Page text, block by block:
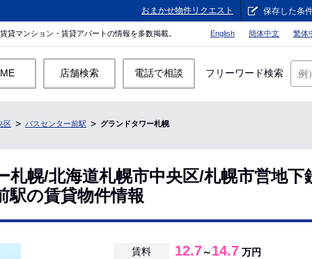
おまかせ物件リクエスト 保存した条
貸マンション・賃貸アパートの情報を多数掲載。 English 簡体中文 繁体
店舗検索 電話で相談 フリーワード検索
区 バスセンター前駅 グランドタワー札幌
札幌/北海道札幌市中央区/札幌市営地下
駅の賃貸物件情報
賃料 12.7～14.7 万円